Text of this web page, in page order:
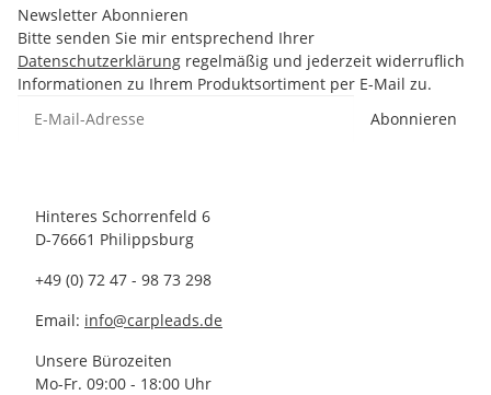
Newsletter Abonnieren
Bitte senden Sie mir entsprechend Ihrer
Datenschutzerklärung regelmäßig und jederzeit widerruflich
Informationen zu Ihrem Produktsortiment per E-Mail zu.
Abonnieren
Hinteres Schorrenfeld 6
D-76661 Philippsburg
+49 (0) 72 47 - 98 73 298
Email: info@carpleads.de
Unsere Bürozeiten
Mo-Fr. 09:00 - 18:00 Uhr